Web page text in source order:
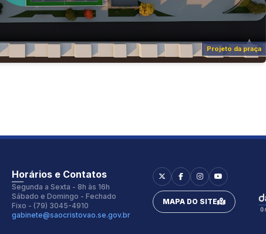
Projeto da praça
Horários e Contatos
Segunda a Sexta - 8h às 16h
Sábado e Domingo - Fechado
Fixo - (79) 3045-4910
gabinete@saocristovao.se.gov.br
MAPA DO SITE